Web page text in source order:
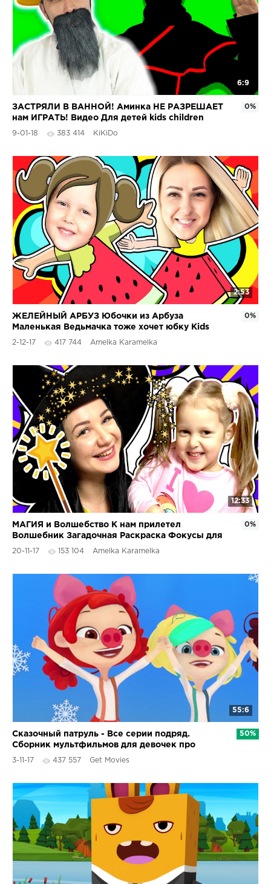
6:9
ЗАСТРЯЛИ В ВАННОЙ! Аминка НЕ РАЗРЕШАЕТ
нам ИГРАТЬ! Видео Для детей kids children
9-01-18 383 414 KiKiDo
0%
2:53
ЖЕЛЕЙНЫЙ АРБУЗ Юбочки из Арбуза
Маленькая Ведьмачка тоже хочет юбку Kids
Video
2-12-17 417 744 Amelka Karamelka
0%
12:33
МАГИЯ и Волшебство К нам прилетел
Волшебник Загадочная Раскраска Фокусы для
детей Kids Video
20-11-17 153 104 Amelka Karamelka
0%
55:6
Сказочный патруль - Все серии подряд.
Сборник мультфильмов для девочек про
волшебство
3-11-17 437 557 Get Movies
50%